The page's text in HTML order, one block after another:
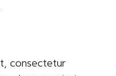
consectetur